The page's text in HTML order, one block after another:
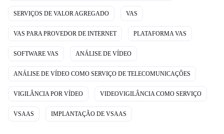
SERVIÇOS DE VALOR AGREGADO VAS
VAS PARA PROVEDOR DE INTERNET PLATAFORMA VAS
SOFTWARE VAS ANÁLISE DE VÍDEO
ANÁLISE DE VÍDEO COMO SERVIÇO DE TELECOMUNICAÇÕES
VIGILÂNCIA POR VÍDEO VIDEOVIGILÂNCIA COMO SERVIÇO
VSAAS IMPLANTAÇÃO DE VSAAS